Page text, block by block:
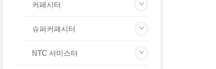
커패시터
슈퍼커패시터
NTC 서미스터